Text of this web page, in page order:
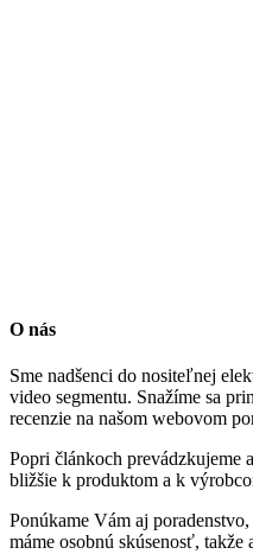
O nás
Sme nadšenci do nositeľnej
video segmentu. Snažíme sa
recenzie na našom webovom
Popri článkoch prevádzkujeme
bližšie k produktom a k
Ponúkame Vám aj
máme osobnú skúsenosť, takže